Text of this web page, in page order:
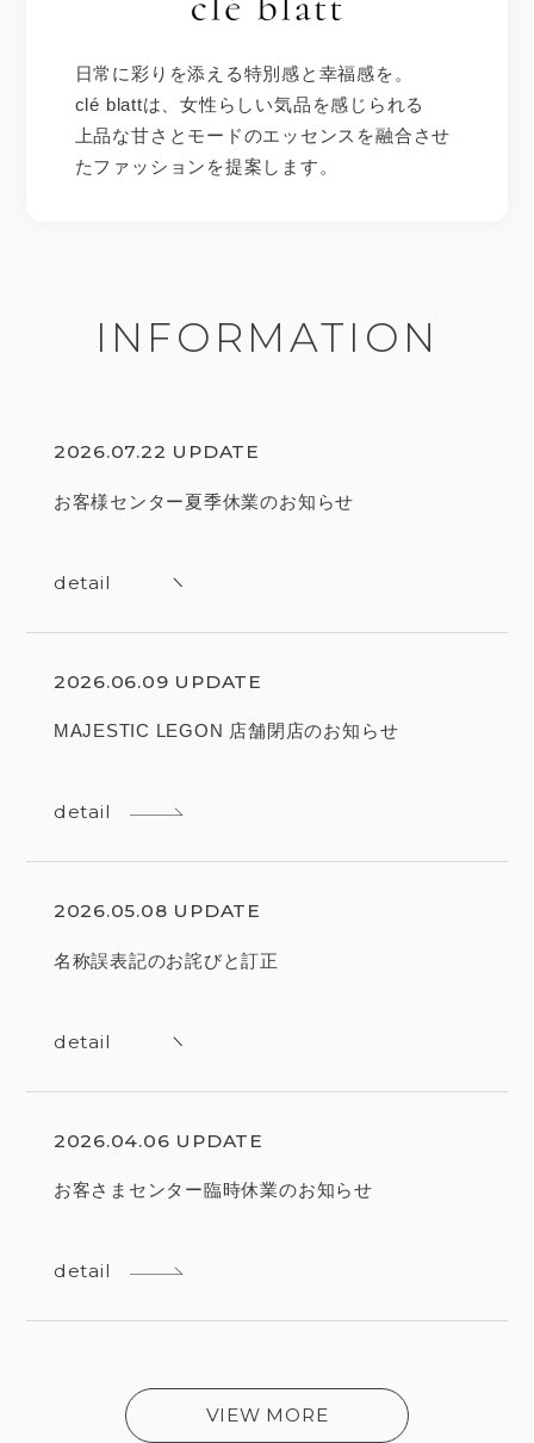
日常に彩りを添える特別感と幸福感を。
clé blattは、女性らしい気品を感じられる
上品な甘さとモードのエッセンスを融合させ
たファッションを提案します。
INFORMATION
2026.07.22 UPDATE
お客様センター夏季休業のお知らせ
detail
2026.06.09 UPDATE
MAJESTIC LEGON 店舗閉店のお知らせ
detail
2026.05.08 UPDATE
名称誤表記のお詫びと訂正
detail
2026.04.06 UPDATE
お客さまセンター臨時休業のお知らせ
detail
VIEW MORE